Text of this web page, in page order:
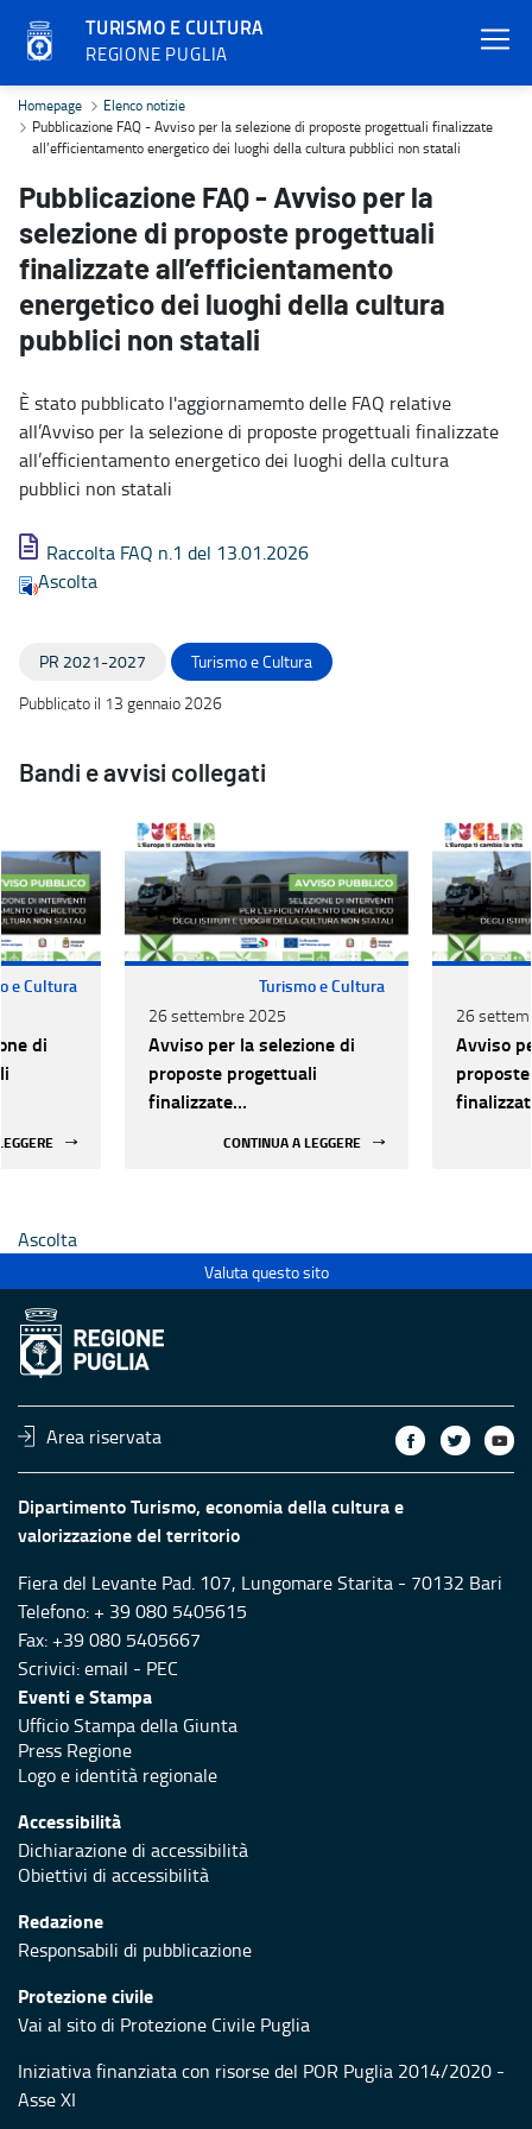
TURISMO E CULTURA
REGIONE PUGLIA
Pubblicazione FAQ - Avviso per la selezione di proposte
Homepage
Elenco notizie
Pubblicazione FAQ - Avviso per la selezione di proposte progettuali finalizzate
all’efficientamento energetico dei luoghi della cultura pubblici non statali
Pubblicazione FAQ - Avviso per la
selezione di proposte progettuali
finalizzate all’efficientamento
energetico dei luoghi della cultura
pubblici non statali
È stato pubblicato l'aggiornamemto delle FAQ relative
all’Avviso per la selezione di proposte progettuali finalizzate
all’efficientamento energetico dei luoghi della cultura
pubblici non statali
Raccolta FAQ n.1 del 13.01.2026
Ascolta
PR 2021-2027
Turismo e Cultura
Pubblicato il 13 gennaio 2026
Bandi e avvisi collegati
e Cultura
di
Turismo e Cultura
26 settembre 2025
Avviso per la selezione di
proposte progettuali
finalizzate
CONTINUA A LEGGERE
26
Avviso
Ascolta
Valuta questo sito
Area riservata
Dipartimento Turismo, economia della cultura e
valorizzazione del territorio
Fiera del Levante Pad. 107, Lungomare Starita - 70132 Bari
Telefono: + 39 080 5405615
Fax: +39 080 5405667
Scrivici:email - PEC
Eventi e Stampa
Ufficio Stampa della Giunta
Press Regione
Logo e identità regionale
Accessibilità
Dichiarazione di accessibilità
Obiettivi di accessibilità
Redazione
Responsabili di pubblicazione
Protezione civile
Vai al sito di Protezione Civile Puglia
Iniziativa finanziata con risorse del POR Puglia 2014/2020 -
Asse XI